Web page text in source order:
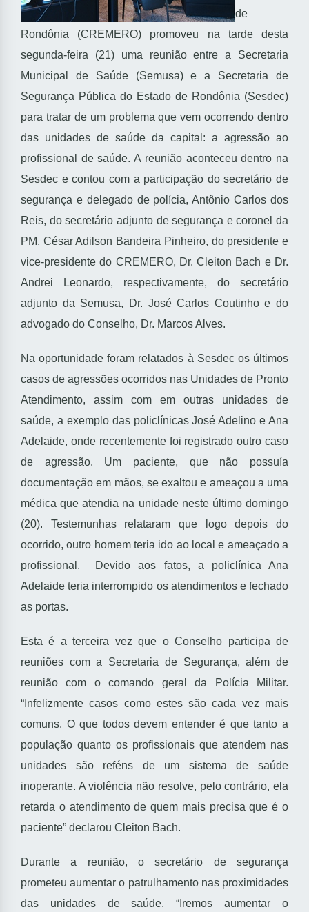
de
Rondônia (CREMERO) promoveu na tarde desta
segunda-feira (21) uma reunião entre a Secretaria
Municipal de Saúde (Semusa) e a Secretaria de
Segurança Pública do Estado de Rondônia (Sesdec)
para tratar de um problema que vem ocorrendo dentro
das unidades de saúde da capital: a agressão ao
profissional de saúde. A reunião aconteceu dentro na
Sesdec e contou com a participação do secretário de
segurança e delegado de polícia, Antônio Carlos dos
Reis, do secretário adjunto de segurança e coronel da
PM, César Adilson Bandeira Pinheiro, do presidente e
vice-presidente do CREMERO, Dr. Cleiton Bach e Dr.
Andrei Leonardo, respectivamente, do secretário
adjunto da Semusa, Dr. José Carlos Coutinho e do
advogado do Conselho, Dr. Marcos Alves.
Na oportunidade foram relatados à Sesdec os últimos
casos de agressões ocorridos nas Unidades de Pronto
Atendimento, assim com em outras unidades de
saúde, a exemplo das policlínicas José Adelino e Ana
Adelaide, onde recentemente foi registrado outro caso
de agressão. Um paciente, que não possuía
documentação em mãos, se exaltou e ameaçou a uma
médica que atendia na unidade neste último domingo
(20). Testemunhas relataram que logo depois do
ocorrido, outro homem teria ido ao local e ameaçado a
profissional. Devido aos fatos, a policlínica Ana
Adelaide teria interrompido os atendimentos e fechado
as portas.
Esta é a terceira vez que o Conselho participa de
reuniões com a Secretaria de Segurança, além de
reunião com o comando geral da Polícia Militar.
“Infelizmente casos como estes são cada vez mais
comuns. O que todos devem entender é que tanto a
população quanto os profissionais que atendem nas
unidades são reféns de um sistema de saúde
inoperante. A violência não resolve, pelo contrário, ela
retarda o atendimento de quem mais precisa que é o
paciente” declarou Cleiton Bach.
Durante a reunião, o secretário de segurança
prometeu aumentar o patrulhamento nas proximidades
das unidades de saúde. “Iremos aumentar o